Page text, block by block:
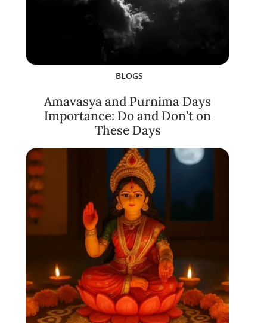
BLOGS
Amavasya and Purnima Days
Importance: Do and Don’t on
These Days